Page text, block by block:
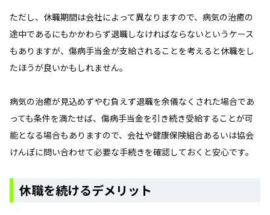
ただし、休職期間は会社によって異なりますので、病気の治癒の
途中であるにもかかわらず退職しなければならないというケース
もありますが、傷病手当金が支給されることを考えると休職をし
たほうが良いかもしれません。
病気の治癒が見込めずやむ負えず退職を余儀なくされた場合であ
っても条件を満たせば、傷病手当金を引き続き受給することが可
能となる場合もありますので、会社や健康保険組合あるいは協会
けんぽに問い合わせて必要な手続きを確認しておくと安心です。
休職を続けるデメリット